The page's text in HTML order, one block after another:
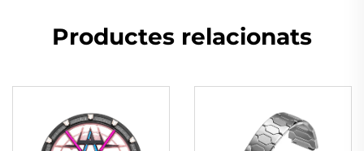
Productes relacionats